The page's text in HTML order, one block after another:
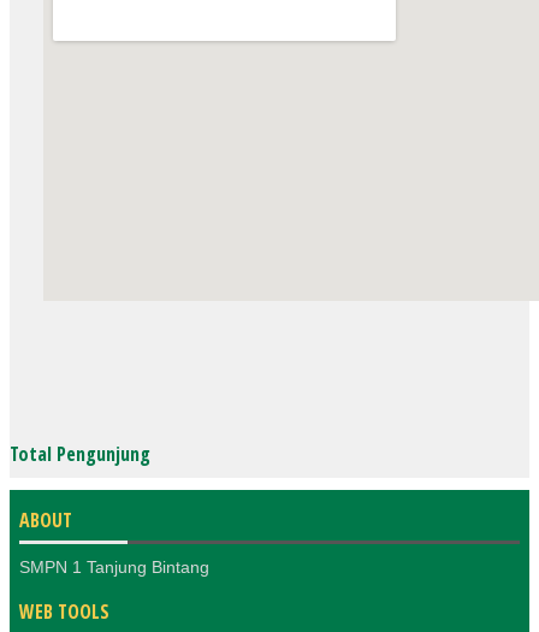
Total Pengunjung
ABOUT
SMPN 1 Tanjung Bintang
WEB TOOLS